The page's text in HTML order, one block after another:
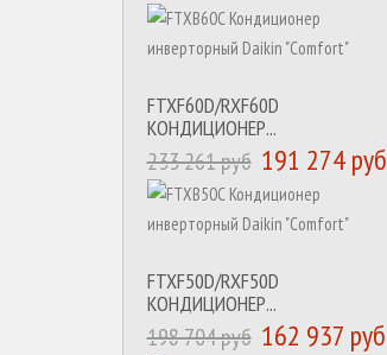
FTXF60D/RXF60D
КОНДИЦИОНЕР...
233 261 руб 191 274 руб
FTXF50D/RXF50D
КОНДИЦИОНЕР...
198 704 руб 162 937 руб